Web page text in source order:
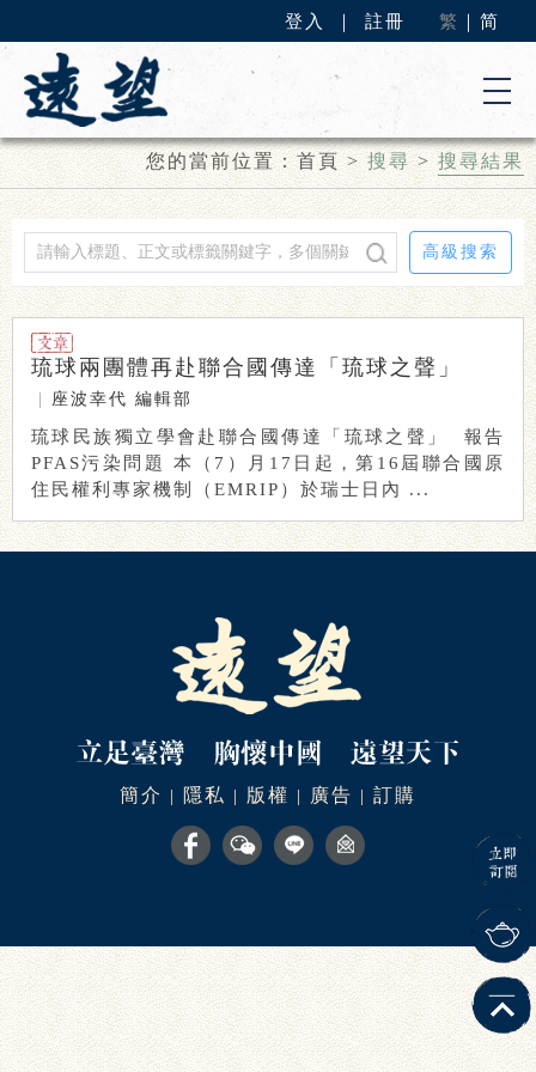
登入 註冊 繁 简
您的當前位置：首頁> 搜尋>搜尋結果
高級搜索
琉球兩團體再赴聯合國傳達「琉球之聲」
座波幸代 編輯部
琉球民族獨立學會赴聯合國傳達「琉球之聲」 報告
PFAS污染問題 本（7）月17日起，第16屆聯合國原
住民權利專家機制（EMRIP）於瑞士日內 ...
簡介 | 隱私 | 版權 | 廣告 | 訂購